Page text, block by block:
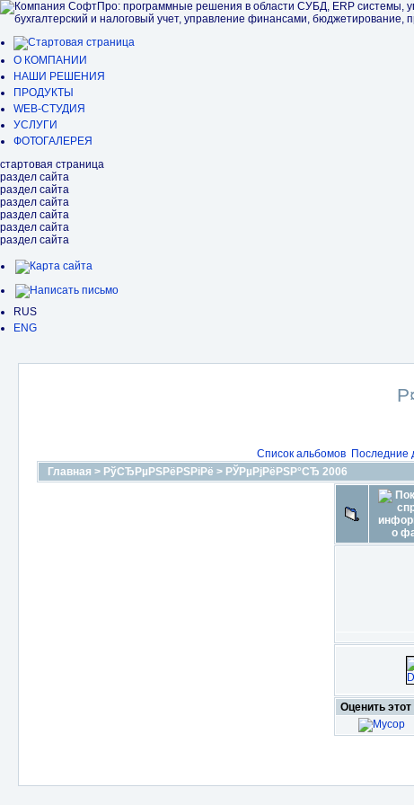
О КОМПАНИИ
НАШИ РЕШЕНИЯ
ПРОДУКТЫ
WEB-СТУДИЯ
УСЛУГИ
ФОТОГАЛЕРЕЯ
стартовая страница
раздел сайта
раздел сайта
раздел сайта
раздел сайта
раздел сайта
раздел сайта
RUS
ENG
Список альбомов Последние
Главная > РўСЂРµРЅРёРЅРіРё > РЎРµРјРёРЅР°СЂ 2006
Оценить